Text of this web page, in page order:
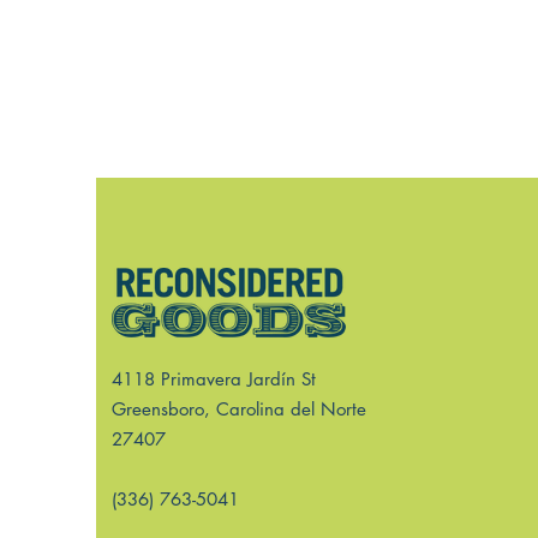
4118 Primavera Jardín St
Greensboro, Carolina del Norte
27407
(336) 763-5041